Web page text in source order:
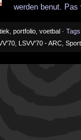
werden benut.
portfolio voetbal ·
LSVV'70 - ARC